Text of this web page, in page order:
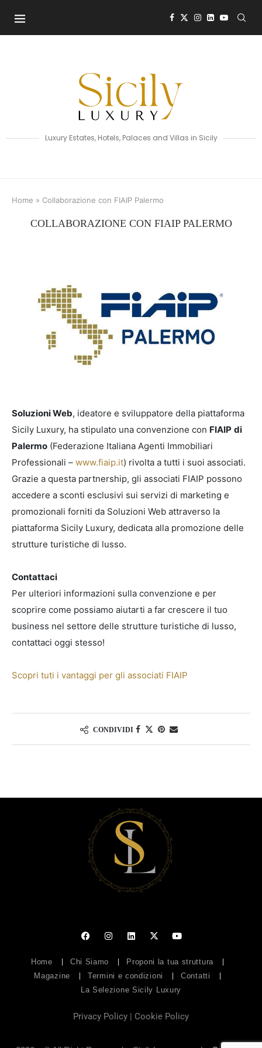
Luxury Estates, Hotels, Palaces and Villas in Sicily
Home » Collaborazione con FIAIP Palermo
COLLABORAZIONE CON FIAIP PALERMO
Soluzioni Web, ideatore e sviluppatore della piattaforma
Sicily Luxury, ha stipulato una convenzione con FIAIP di
Palermo (Federazione Italiana Agenti Immobiliari
Professionali – www.fiaip.it) rivolta a tutti i suoi associati.
Grazie a questa partnership, gli associati FIAIP possono
accedere a sconti esclusivi sui servizi di marketing e
promozionali forniti da Soluzioni Web attraverso la
piattaforma Sicily Luxury, dedicata alla promozione delle
strutture turistiche di lusso.
Contattaci
Per ulteriori informazioni sulla convenzione e per
scoprire come possiamo aiutarti a far crescere il tuo
business nel settore delle strutture turistiche di lusso,
contattaci oggi stesso!
Scopri tuti i vantaggi per gli associati FIAIP
CONDIVIDI
Home Chi Siamo
Proponi la tua struttura
Magazine
Termini e condizioni
Contatti
La Selezione Sicily Luxury
Privacy Policy | Cookie Policy